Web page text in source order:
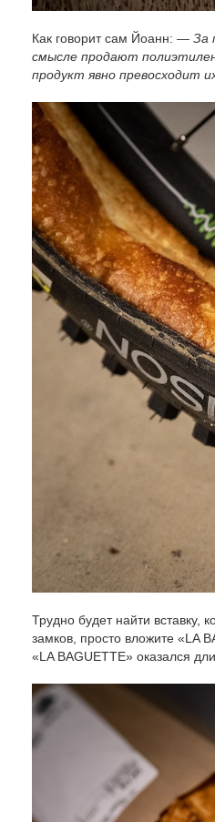
Как говорит сам Йоанн: — За
смысле продают
продукт явно превосходит
Трудно будет найти вставку,
замков, просто вложите «LA
«LA BAGUETTE» оказался